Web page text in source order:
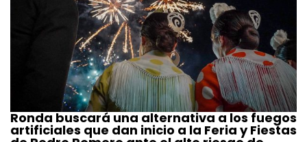
Ronda buscará una alternativa a los fuegos
artificiales que dan inicio a la Feria y Fiestas